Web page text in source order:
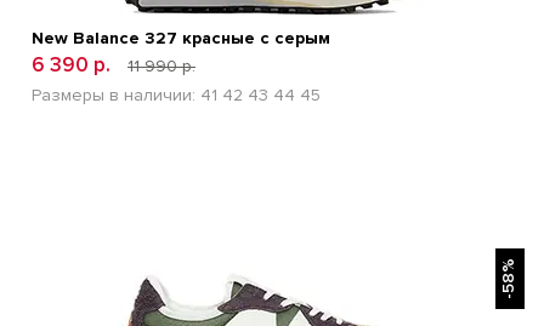
New Balance 327 красные с серым
6 390 р.
11 990 р.
Размеры в наличии: 41 42 43 44 45
-58%